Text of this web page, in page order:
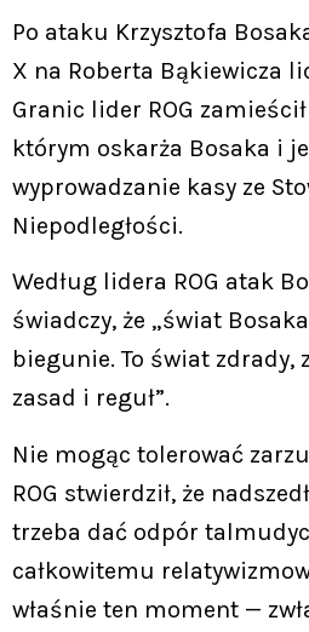
Po ataku Krzysztofa
X na Roberta Bąkiewicza
Granic lider ROG
którym oskarża Bosaka i
wyprowadzanie kasy ze
Niepodległości.
Według lidera ROG atak
świadczy, że „świat
biegunie. To świat zdrady,
zasad i reguł”.
Nie mogąc tolerować
ROG stwierdził, że
trzeba dać odpór
całkowitemu
właśnie ten moment —